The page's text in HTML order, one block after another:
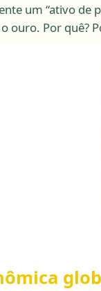
um “ativo de
ouro. Por quê?